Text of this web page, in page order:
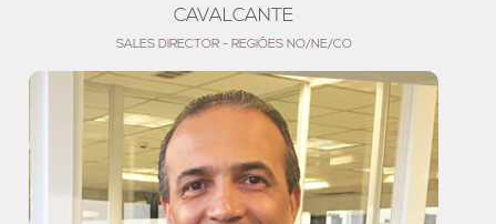
CAVALCANTE
SALES DIRECTOR - REGIÕES NO/NE/CO